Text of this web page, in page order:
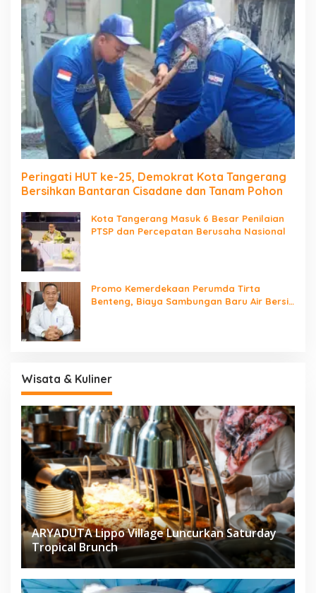
Peringati HUT ke-25, Demokrat Kota Tangerang
Bersihkan Bantaran Cisadane dan Tanam Pohon
Kota Tangerang Masuk 6 Besar Penilaian
PTSP dan Percepatan Berusaha Nasional
Promo Kemerdekaan Perumda Tirta
Benteng, Biaya Sambungan Baru Air Bersih
Wisata & Kuliner
ARYADUTA Lippo Village Luncurkan Saturday
Tropical Brunch